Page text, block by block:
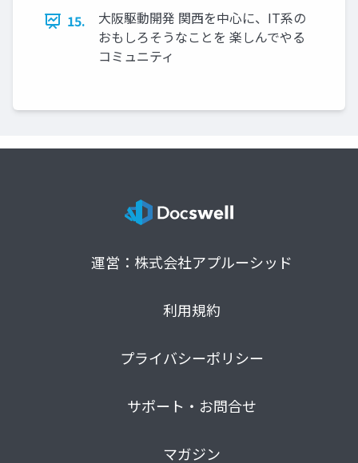
15.
大阪駆動開発 関西を中心に、IT系の
おもしろそうなことを 楽しんでやる
コミュニティ
運営：株式会社アプルーシッド
利用規約
プライバシーポリシー
サポート・お問合せ
マガジン